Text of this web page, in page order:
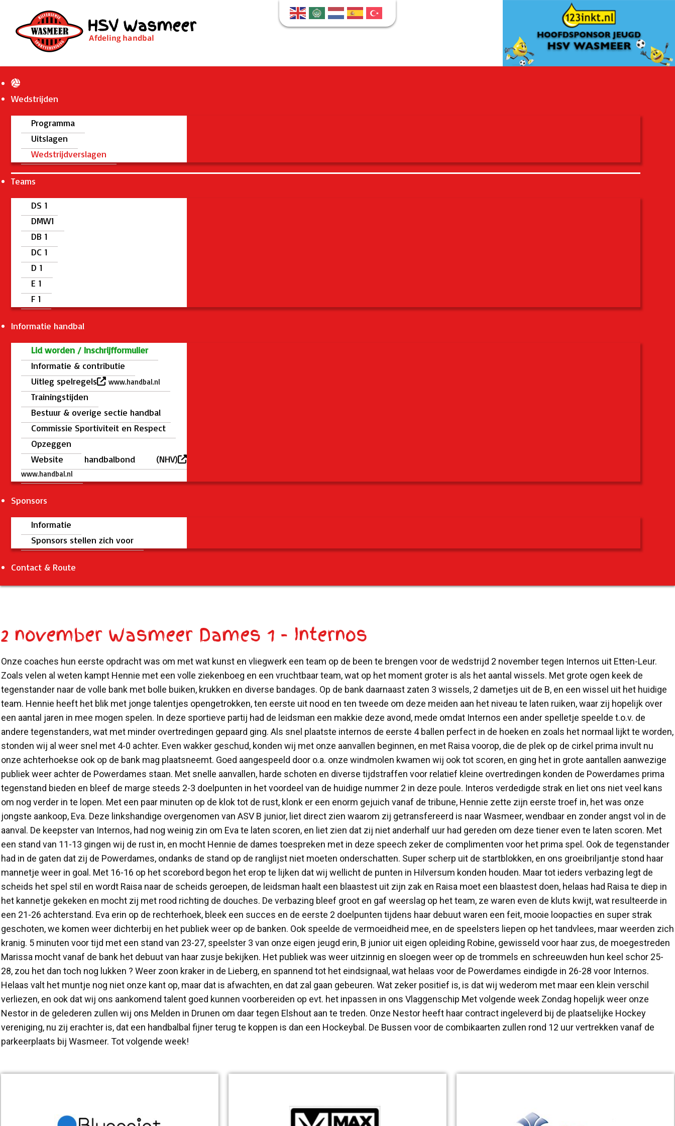
Wedstrijden
Programma
Uitslagen
Wedstrijdverslagen
Teams
DS 1
DMW1
DB 1
DC 1
D 1
E 1
F 1
Informatie handbal
Lid worden / Inschrijfformulier
Informatie & contributie
Uitleg spelregels
www.handbal.nl
Trainingstijden
Bestuur & overige sectie handbal
Commissie Sportiviteit en Respect
Opzeggen
Website handbalbond (NHV)
www.handbal.nl
Sponsors
Informatie
Sponsors stellen zich voor
Contact & Route
2 november Wasmeer Dames 1 - Internos
Onze coaches hun eerste opdracht was om met wat kunst en vliegwerk een team op de been te brengen voor de wedstrijd 2 november tegen Internos uit Etten-Leur.
Zoals velen al weten kampt Hennie met een volle ziekenboeg en een vruchtbaar team, wat op het moment groter is als het aantal wissels. Met grote ogen keek de
tegenstander naar de volle bank met bolle buiken, krukken en diverse bandages. Op de bank daarnaast zaten 3 wissels, 2 dametjes uit de B, en een wissel uit het huidige
team. Hennie heeft het blik met jonge talentjes opengetrokken, ten eerste uit nood en ten tweede om deze meiden aan het niveau te laten ruiken, waar zij hopelijk over
een aantal jaren in mee mogen spelen. In deze sportieve partij had de leidsman een makkie deze avond, mede omdat Internos een ander spelletje speelde t.o.v. de
andere tegenstanders, wat met minder overtredingen gepaard ging. Als snel plaatste internos de eerste 4 ballen perfect in de hoeken en zoals het normaal lijkt te worden,
stonden wij al weer snel met 4-0 achter. Even wakker geschud, konden wij met onze aanvallen beginnen, en met Raisa voorop, die de plek op de cirkel prima invult nu
onze achterhoekse ook op de bank mag plaatsneemt. Goed aangespeeld door o.a. onze windmolen kwamen wij ook tot scoren, en ging het in grote aantallen aanwezige
publiek weer achter de Powerdames staan. Met snelle aanvallen, harde schoten en diverse tijdstraffen voor relatief kleine overtredingen konden de Powerdames prima
tegenstand bieden en bleef de marge steeds 2-3 doelpunten in het voordeel van de huidige nummer 2 in deze poule. Interos verdedigde strak en liet ons niet veel kans
om nog verder in te lopen. Met een paar minuten op de klok tot de rust, klonk er een enorm gejuich vanaf de tribune, Hennie zette zijn eerste troef in, het was onze
jongste aankoop, Eva. Deze linkshandige overgenomen van ASV B junior, liet direct zien waarom zij getransfereerd is naar Wasmeer, wendbaar en zonder angst vol in de
aanval. De keepster van Internos, had nog weinig zin om Eva te laten scoren, en liet zien dat zij niet anderhalf uur had gereden om deze tiener even te laten scoren. Met
een stand van 11-13 gingen wij de rust in, en mocht Hennie de dames toespreken met in deze speech zeker de complimenten voor het prima spel. Ook de tegenstander
had in de gaten dat zij de Powerdames, ondanks de stand op de ranglijst niet moeten onderschatten. Super scherp uit de startblokken, en ons groeibriljantje stond haar
mannetje weer in goal. Met 16-16 op het scorebord begon het erop te lijken dat wij wellicht de punten in Hilversum konden houden. Maar tot ieders verbazing legt de
scheids het spel stil en wordt Raisa naar de scheids geroepen, de leidsman haalt een blaastest uit zijn zak en Raisa moet een blaastest doen, helaas had Raisa te diep in
het kannetje gekeken en mocht zij met rood richting de douches. De verbazing bleef groot en gaf weerslag op het team, ze waren even de kluts kwijt, wat resulteerde in
een 21-26 achterstand. Eva erin op de rechterhoek, bleek een succes en de eerste 2 doelpunten tijdens haar debuut waren een feit, mooie loopacties en super strak
geschoten, we komen weer dichterbij en het publiek weer op de banken. Ook speelde de vermoeidheid mee, en de speelsters liepen op het tandvlees, maar weerden zich
kranig. 5 minuten voor tijd met een stand van 23-27, speelster 3 van onze eigen jeugd erin, B junior uit eigen opleiding Robine, gewisseld voor haar zus, de moegestreden
Marissa mocht vanaf de bank het debuut van haar zusje bekijken. Het publiek was weer uitzinnig en sloegen weer op de trommels en schreeuwden hun keel schor 25-
28, zou het dan toch nog lukken ? Weer zoon kraker in de Lieberg, en spannend tot het eindsignaal, wat helaas voor de Powerdames eindigde in 26-28 voor Internos.
Helaas valt het muntje nog niet onze kant op, maar dat is afwachten, en dat zal gaan gebeuren. Wat zeker positief is, is dat wij wederom met maar een klein verschil
verliezen, en ook dat wij ons aankomend talent goed kunnen voorbereiden op evt. het inpassen in ons Vlaggenschip Met volgende week Zondag hopelijk weer onze
Nestor in de gelederen zullen wij ons Melden in Drunen om daar tegen Elshout aan te treden. Onze Nestor heeft haar contract ingeleverd bij de plaatselijke Hockey
vereniging, nu zij erachter is, dat een handbalbal fijner terug te koppen is dan een Hockeybal. De Bussen voor de combikaarten zullen rond 12 uur vertrekken vanaf de
parkeerplaats bij Wasmeer. Tot volgende week!